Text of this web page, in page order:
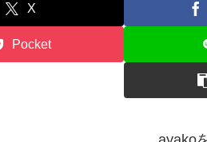
X
Pocket